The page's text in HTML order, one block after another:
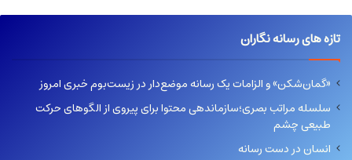
تازه های رسانه نگاران
«گمان‌شکن» و الزامات یک رسانه موضع‌دار در زیست‌بوم خبری امروز
سلسله مراتب بصری؛سازماندهی محتوا برای پیروی از الگوهای حرکت
طبیعی چشم
انسان در دست رسانه